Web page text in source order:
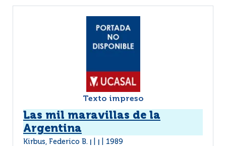
Texto impreso
Las mil maravillas de la
Argentina
Kirbus, Federico B. 1989